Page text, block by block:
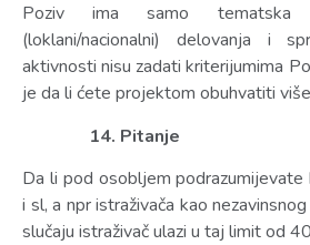
Poziv ima samo tematska
(loklani/nacionalni) delovanja i
aktivnosti nisu zadati kriterijumima
je da li ćete projektom obuhvatiti
14. Pitanje
Da li pod osobljem
i sl, a npr istraživača kao
slučaju istraživač ulazi u taj limit od